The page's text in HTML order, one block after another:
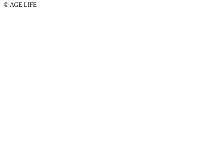
© AGE LIFE